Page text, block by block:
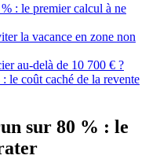
: le premier calcul à ne
la vacance en zone non
au-delà de 10 700 € ?
le coût caché de la revente
sur 80 % : le